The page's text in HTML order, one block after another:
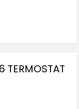
TERMOSTAT